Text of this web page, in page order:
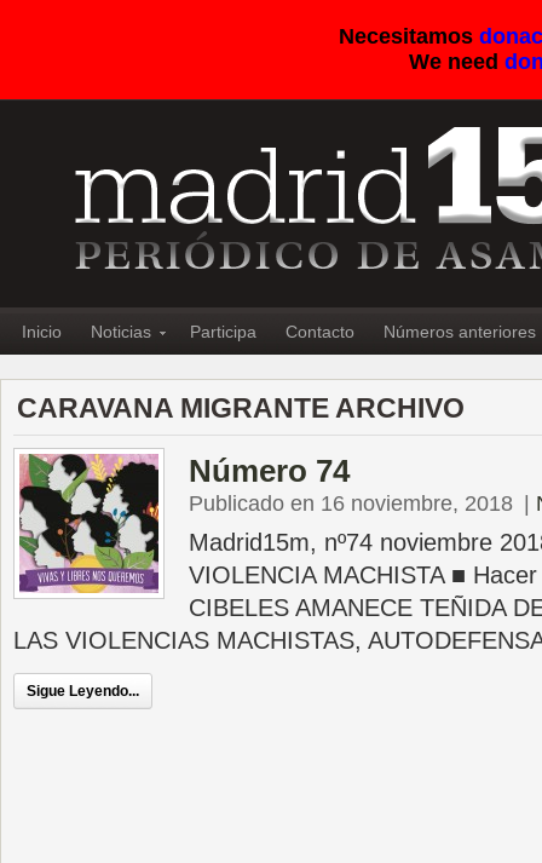
Necesitamos
We need
Inicio Noticias Participa Contacto Números anteriores
CARAVANA MIGRANTE ARCHIVO
Número 74
Publicado en 16 noviembre, 2018
Madrid15m, nº74 noviembre
VIOLENCIA MACHISTA ■
CIBELES AMANECE TEÑIDA
LAS VIOLENCIAS MACHISTAS,
Sigue Leyendo...